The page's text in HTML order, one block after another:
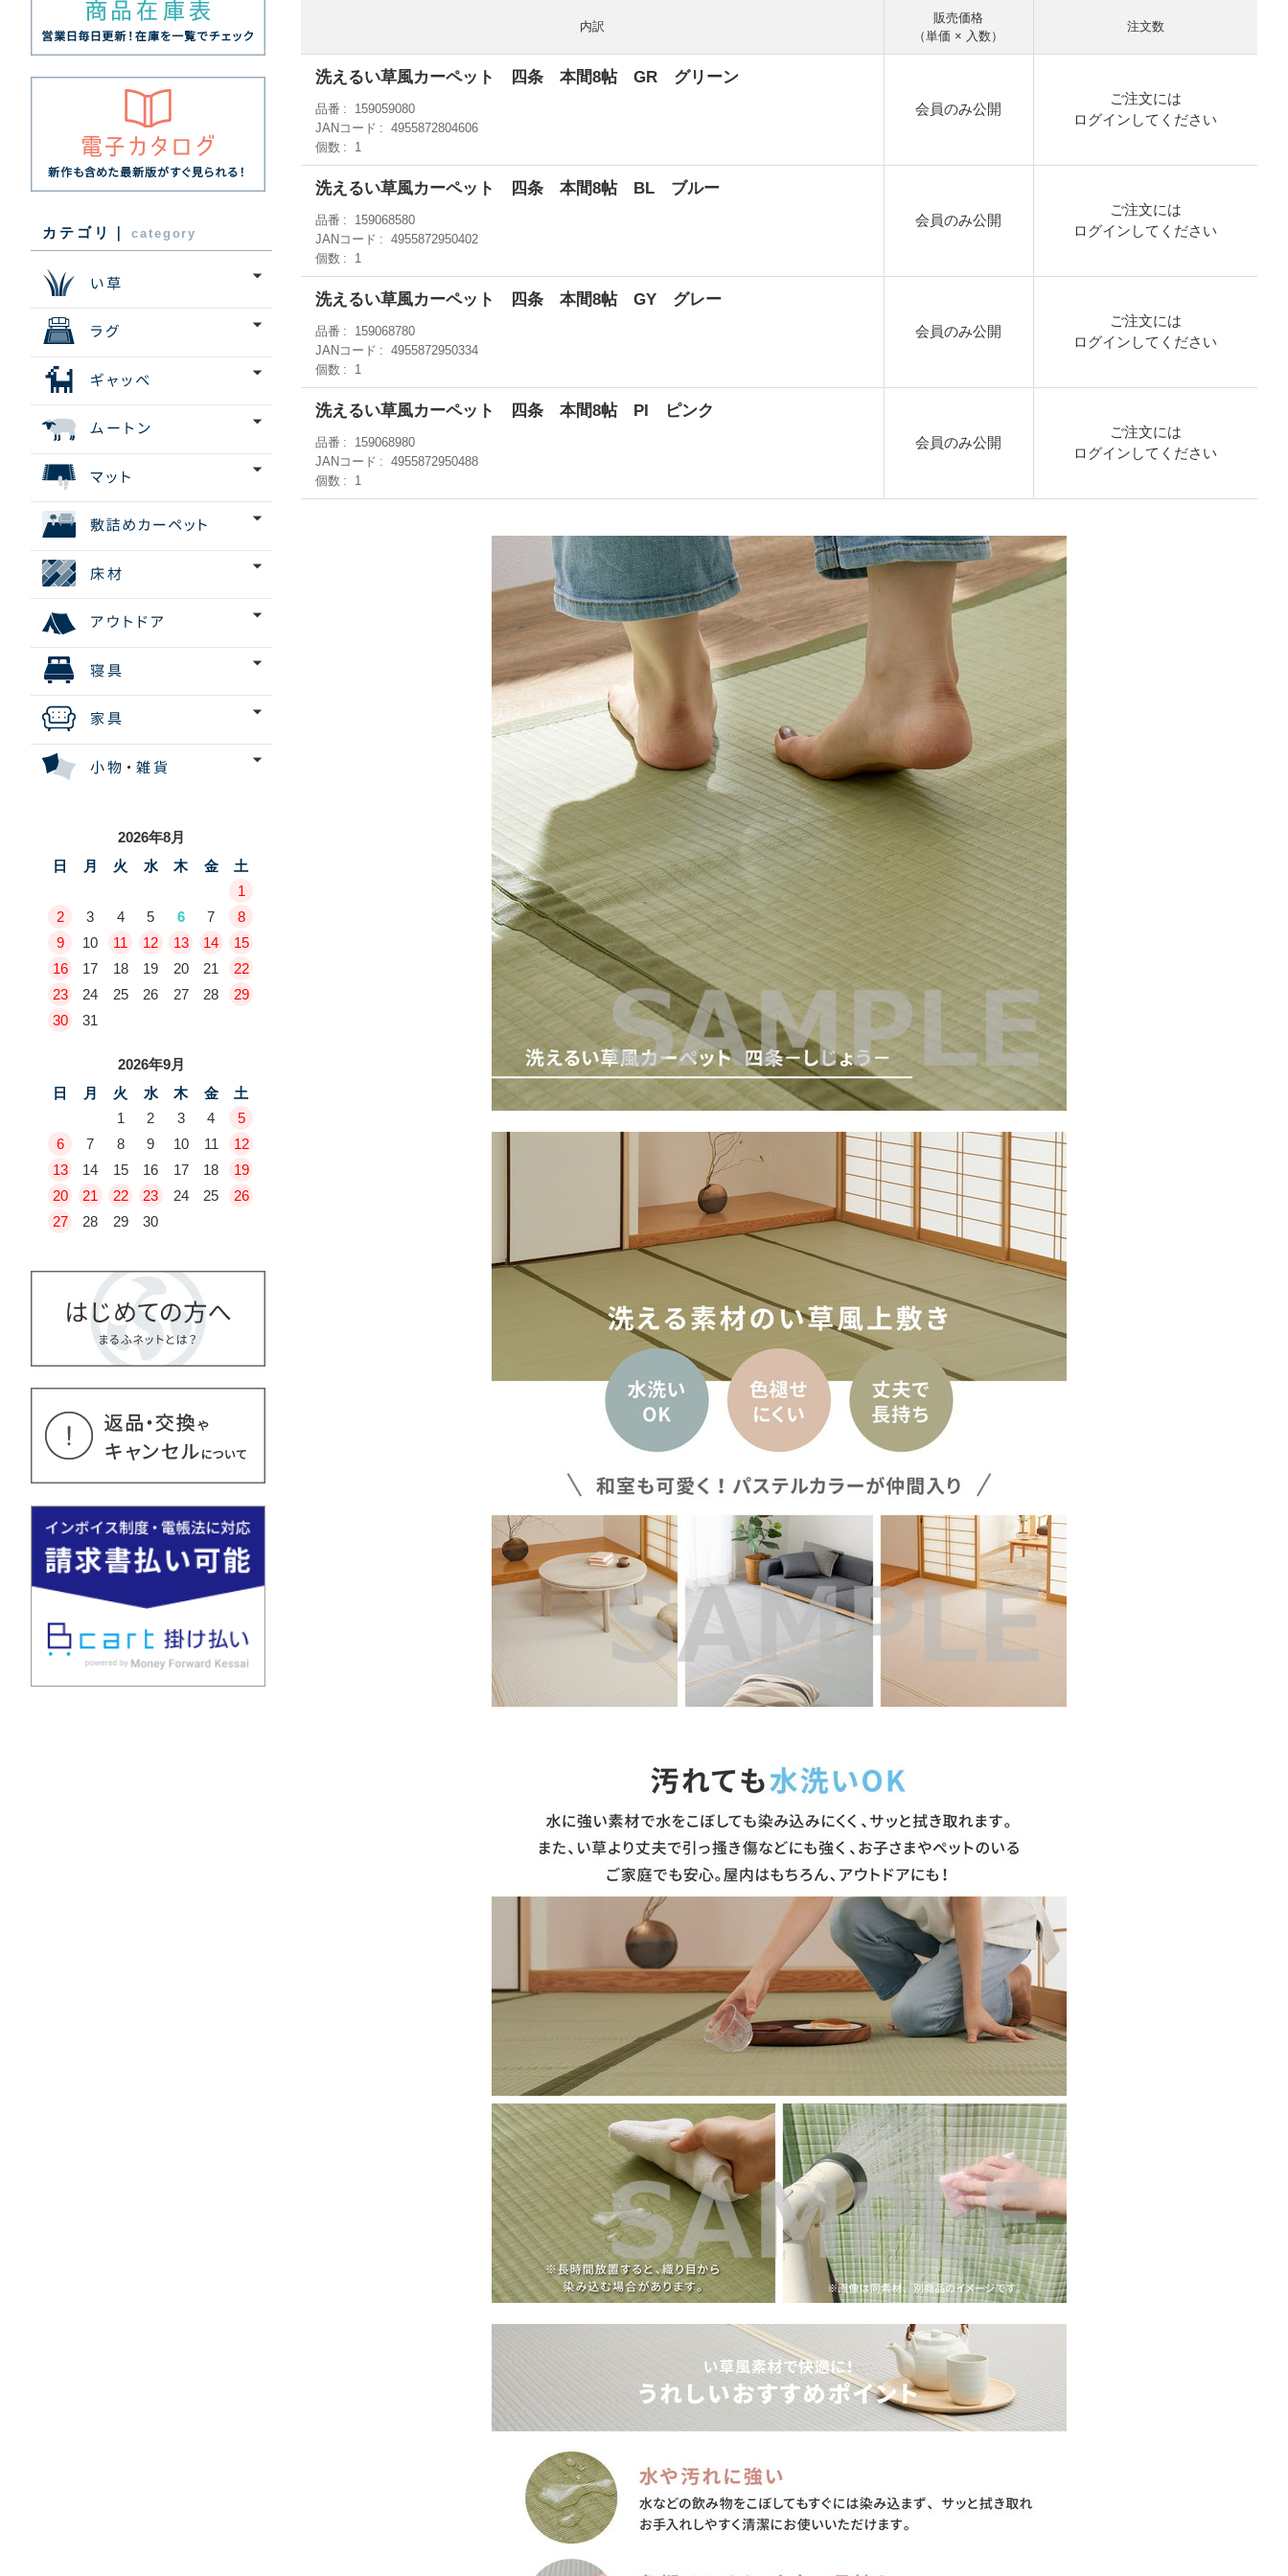
内訳
販売価格
（単価 × 入数）
注文数
洗えるい草風カーペット 四条 本間8帖 GR グリーン
品番
159059080
JANコード
4955872804606
個数
1
会員のみ公開
ご注文には
ログイン してください
洗えるい草風カーペット 四条 本間8帖 BL ブルー
品番
159068580
JANコード
4955872950402
個数
1
会員のみ公開
ご注文には
ログイン してください
洗えるい草風カーペット 四条 本間8帖 GY グレー
品番
159068780
JANコード
4955872950334
個数
1
会員のみ公開
ご注文には
ログイン してください
洗えるい草風カーペット 四条 本間8帖 PI ピンク
品番
159068980
JANコード
4955872950488
個数
1
会員のみ公開
ご注文には
ログイン してください
カテゴリ｜ category
2026年8月
日
月 火 水 木 金
土
1
2
3 4 5 6 7
8
9
10 11 12 13 14
15
16
17 18 19 20 21
22
23
24 25 26 27 28
29
30
31
2026年9月
日
月 火 水 木 金
土
1
2 3 4
5
6
7 8 9 10 11
12
13
14 15 16 17 18
19
20
21 22 23 24 25
26
27
28 29 30